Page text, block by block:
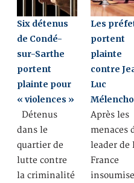
Six détenus
de Condé-
sur-Sarthe
portent
plainte pour
« violences »
Détenus
dans le
quartier de
lutte contre
la criminalité
Les
portent
plainte
contre
Luc
Après les
menaces
leader de
France